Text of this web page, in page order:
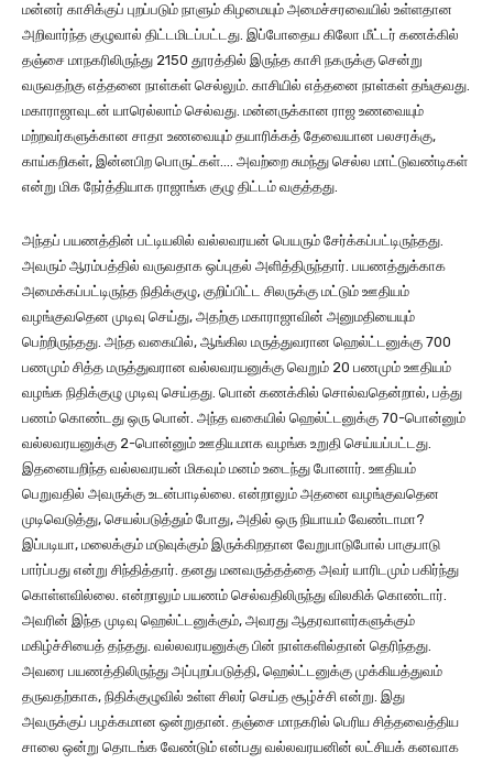
மன்னர் காசிக்குப் புறப்படும் நாளும் கிழமையும் அமைச்சரவையில் உள்ளதான
அறிவார்ந்த குழுவால் திட்டமிடப்பட்டது. இப்போதைய கிலோ மீட்டர் கணக்கில்
தஞ்சை மாநகரிலிருந்து 2150 தூரத்தில் இருந்த காசி நகருக்கு சென்று
வருவதற்கு எத்தனை நாள்கள் செல்லும். காசியில் எத்தனை நாள்கள் தங்குவது.
மகாராஜாவுடன் யாரெல்லாம் செல்வது. மன்னருக்கான ராஜ உணவையும்
மற்றவர்களுக்கான சாதா உணவையும் தயாரிக்கத் தேவையான பலசரக்கு,
காய்கறிகள், இன்னபிற பொருட்கள்…. அவற்றை சுமந்து செல்ல மாட்டுவண்டிகள்
என்று மிக நேர்த்தியாக ராஜாங்க குழு திட்டம் வகுத்தது.
அந்தப் பயணத்தின் பட்டியலில் வல்லவரயன் பெயரும் சேர்க்கப்பட்டிருந்தது.
அவரும் ஆரம்பத்தில் வருவதாக ஒப்புதல் அளித்திருந்தார். பயணத்துக்காக
அமைக்கப்பட்டிருந்த நிதிக்குழு, குறிப்பிட்ட சிலருக்கு மட்டும் ஊதியம்
வழங்குவதென முடிவு செய்து, அதற்கு மகாராஜாவின் அனுமதியையும்
பெற்றிருந்தது. அந்த வகையில், ஆங்கில மருத்துவரான ஹெல்ட்டனுக்கு 700
பணமும் சித்த மருத்துவரான வல்லவரயனுக்கு வெறும் 20 பணமும் ஊதியம்
வழங்க நிதிக்குழு முடிவு செய்தது. பொன் கணக்கில் சொல்வதென்றால், பத்து
பணம் கொண்டது ஒரு பொன். அந்த வகையில் ஹெல்ட்டனுக்கு 70-பொன்னும்
வல்லவரயனுக்கு 2-பொன்னும் ஊதியமாக வழங்க உறுதி செய்யப்பட்டது.
இதனையறிந்த வல்லவரயன் மிகவும் மனம் உடைந்து போனார். ஊதியம்
பெறுவதில் அவருக்கு உடன்பாடில்லை. என்றாலும் அதனை வழங்குவதென
முடிவெடுத்து, செயல்படுத்தும் போது, அதில் ஒரு நியாயம் வேண்டாமா?
இப்படியா, மலைக்கும் மடுவுக்கும் இருக்கிறதான வேறுபாடுபோல் பாகுபாடு
பார்ப்பது என்று சிந்தித்தார். தனது மனவருத்தத்தை அவர் யாரிடமும் பகிர்ந்து
கொள்ளவில்லை. என்றாலும் பயணம் செல்வதிலிருந்து விலகிக் கொண்டார்.
அவரின் இந்த முடிவு ஹெல்ட்டனுக்கும், அவரது ஆதரவாளர்களுக்கும்
மகிழ்ச்சியைத் தந்தது. வல்லவரயனுக்கு பின் நாள்களில்தான் தெரிந்தது.
அவரை பயணத்திலிருந்து அப்புறப்படுத்தி, ஹெல்ட்டனுக்கு முக்கியத்துவம்
தருவதற்காக, நிதிக்குழுவில் உள்ள சிலர் செய்த சூழ்ச்சி என்று. இது
அவருக்குப் பழக்கமான ஒன்றுதான். தஞ்சை மாநகரில் பெரிய சித்தவைத்திய
சாலை ஒன்று தொடங்க வேண்டும் என்பது வல்லவரயனின் லட்சியக் கனவாக